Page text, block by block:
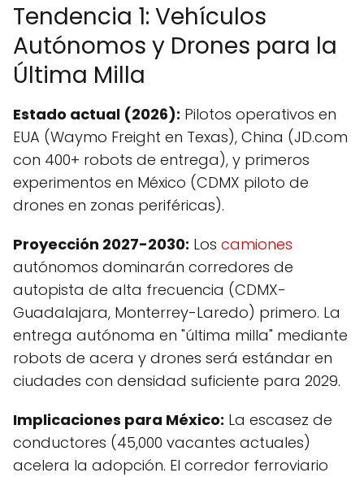
Tendencia 1: Vehículos
Autónomos y Drones para la
Última Milla
Estado actual (2026): Pilotos operativos en
EUA (Waymo Freight en Texas), China (JD.com
con 400+ robots de entrega), y primeros
experimentos en México (CDMX piloto de
drones en zonas periféricas).
Proyección 2027-2030: Los camiones
autónomos dominarán corredores de
autopista de alta frecuencia (CDMX-
Guadalajara, Monterrey-Laredo) primero. La
entrega autónoma en "última milla" mediante
robots de acera y drones será estándar en
ciudades con densidad suficiente para 2029.
Implicaciones para México: La escasez de
conductores (45,000 vacantes actuales)
acelera la adopción. El corredor ferroviario